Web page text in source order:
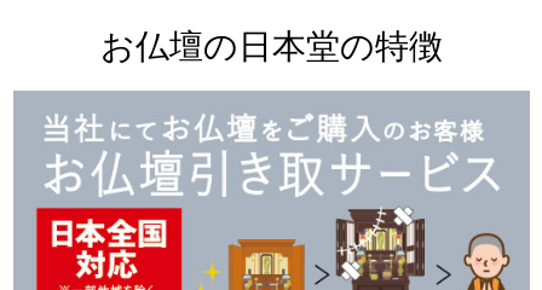
お仏壇の日本堂の特徴